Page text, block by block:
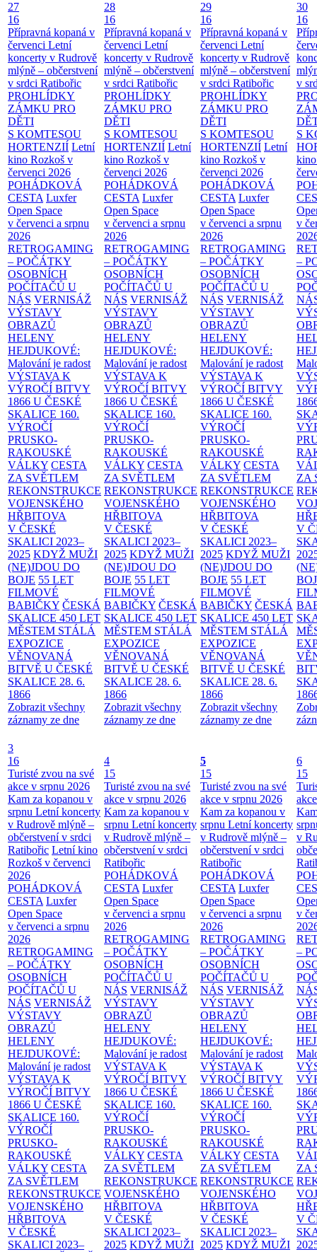
27
16
Přípravná kopaná v
červenci Letní
koncerty v Rudrově
mlýně – občerstvení
v srdci Ratibořic
PROHLÍDKY
ZÁMKU PRO
DĚTI
S KOMTESOU
HORTENZIÍ Letní
kino Rozkoš v
červenci 2026
POHÁDKOVÁ
CESTA Luxfer
Open Space
v červenci a srpnu
2026
RETROGAMING
– POČÁTKY
OSOBNÍCH
POČÍTAČŮ U
NÁS VERNISÁŽ
VÝSTAVY
OBRAZŮ
HELENY
HEJDUKOVÉ:
Malování je radost
VÝSTAVA K
VÝROČÍ BITVY
1866 U ČESKÉ
SKALICE 160.
VÝROČÍ
PRUSKO-
RAKOUSKÉ
VÁLKY CESTA
ZA SVĚTLEM
REKONSTRUKCE
VOJENSKÉHO
HŘBITOVA
V ČESKÉ
SKALICI 2023–
2025 KDYŽ MUŽI
(NE)JDOU DO
BOJE 55 LET
FILMOVÉ
BABIČKY ČESKÁ
SKALICE 450 LET
MĚSTEM STÁLÁ
EXPOZICE
VĚNOVANÁ
BITVĚ U ČESKÉ
SKALICE 28. 6.
1866
Zobrazit všechny
záznamy ze dne
28
16
Přípravná kopaná v
červenci Letní
koncerty v Rudrově
mlýně – občerstvení
v srdci Ratibořic
PROHLÍDKY
ZÁMKU PRO
DĚTI
S KOMTESOU
HORTENZIÍ Letní
kino Rozkoš v
červenci 2026
POHÁDKOVÁ
CESTA Luxfer
Open Space
v červenci a srpnu
2026
RETROGAMING
– POČÁTKY
OSOBNÍCH
POČÍTAČŮ U
NÁS VERNISÁŽ
VÝSTAVY
OBRAZŮ
HELENY
HEJDUKOVÉ:
Malování je radost
VÝSTAVA K
VÝROČÍ BITVY
1866 U ČESKÉ
SKALICE 160.
VÝROČÍ
PRUSKO-
RAKOUSKÉ
VÁLKY CESTA
ZA SVĚTLEM
REKONSTRUKCE
VOJENSKÉHO
HŘBITOVA
V ČESKÉ
SKALICI 2023–
2025 KDYŽ MUŽI
(NE)JDOU DO
BOJE 55 LET
FILMOVÉ
BABIČKY ČESKÁ
SKALICE 450 LET
MĚSTEM STÁLÁ
EXPOZICE
VĚNOVANÁ
BITVĚ U ČESKÉ
SKALICE 28. 6.
1866
Zobrazit všechny
záznamy ze dne
29
16
Přípravná kopaná v
červenci Letní
koncerty v Rudrově
mlýně – občerstvení
v srdci Ratibořic
PROHLÍDKY
ZÁMKU PRO
DĚTI
S KOMTESOU
HORTENZIÍ Letní
kino Rozkoš v
červenci 2026
POHÁDKOVÁ
CESTA Luxfer
Open Space
v červenci a srpnu
2026
RETROGAMING
– POČÁTKY
OSOBNÍCH
POČÍTAČŮ U
NÁS VERNISÁŽ
VÝSTAVY
OBRAZŮ
HELENY
HEJDUKOVÉ:
Malování je radost
VÝSTAVA K
VÝROČÍ BITVY
1866 U ČESKÉ
SKALICE 160.
VÝROČÍ
PRUSKO-
RAKOUSKÉ
VÁLKY CESTA
ZA SVĚTLEM
REKONSTRUKCE
VOJENSKÉHO
HŘBITOVA
V ČESKÉ
SKALICI 2023–
2025 KDYŽ MUŽI
(NE)JDOU DO
BOJE 55 LET
FILMOVÉ
BABIČKY ČESKÁ
SKALICE 450 LET
MĚSTEM STÁLÁ
EXPOZICE
VĚNOVANÁ
BITVĚ U ČESKÉ
SKALICE 28. 6.
1866
Zobrazit všechny
záznamy ze dne
30
16
v
S
v
–
ZA
V
3
16
Turisté zvou na své
akce v srpnu 2026
Kam za kopanou v
srpnu Letní koncerty
v Rudrově mlýně –
občerstvení v srdci
Ratibořic Letní kino
Rozkoš v červenci
2026
POHÁDKOVÁ
CESTA Luxfer
Open Space
v červenci a srpnu
2026
RETROGAMING
– POČÁTKY
OSOBNÍCH
POČÍTAČŮ U
NÁS VERNISÁŽ
VÝSTAVY
OBRAZŮ
HELENY
HEJDUKOVÉ:
Malování je radost
VÝSTAVA K
VÝROČÍ BITVY
1866 U ČESKÉ
SKALICE 160.
VÝROČÍ
PRUSKO-
RAKOUSKÉ
VÁLKY CESTA
ZA SVĚTLEM
REKONSTRUKCE
VOJENSKÉHO
HŘBITOVA
V ČESKÉ
SKALICI 2023–
4
15
Turisté zvou na své
akce v srpnu 2026
Kam za kopanou v
srpnu Letní koncerty
v Rudrově mlýně –
občerstvení v srdci
Ratibořic
POHÁDKOVÁ
CESTA Luxfer
Open Space
v červenci a srpnu
2026
RETROGAMING
– POČÁTKY
OSOBNÍCH
POČÍTAČŮ U
NÁS VERNISÁŽ
VÝSTAVY
OBRAZŮ
HELENY
HEJDUKOVÉ:
Malování je radost
VÝSTAVA K
VÝROČÍ BITVY
1866 U ČESKÉ
SKALICE 160.
VÝROČÍ
PRUSKO-
RAKOUSKÉ
VÁLKY CESTA
ZA SVĚTLEM
REKONSTRUKCE
VOJENSKÉHO
HŘBITOVA
V ČESKÉ
SKALICI 2023–
2025 KDYŽ MUŽI
5
15
Turisté zvou na své
akce v srpnu 2026
Kam za kopanou v
srpnu Letní koncerty
v Rudrově mlýně –
občerstvení v srdci
Ratibořic
POHÁDKOVÁ
CESTA Luxfer
Open Space
v červenci a srpnu
2026
RETROGAMING
– POČÁTKY
OSOBNÍCH
POČÍTAČŮ U
NÁS VERNISÁŽ
VÝSTAVY
OBRAZŮ
HELENY
HEJDUKOVÉ:
Malování je radost
VÝSTAVA K
VÝROČÍ BITVY
1866 U ČESKÉ
SKALICE 160.
VÝROČÍ
PRUSKO-
RAKOUSKÉ
VÁLKY CESTA
ZA SVĚTLEM
REKONSTRUKCE
VOJENSKÉHO
HŘBITOVA
V ČESKÉ
SKALICI 2023–
2025 KDYŽ MUŽI
6
15
v
v
–
ZA
V